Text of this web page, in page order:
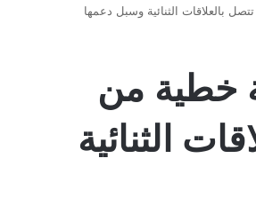
بالعلاقات الثنائية وسبل دعمها
خطية من
الثنائية